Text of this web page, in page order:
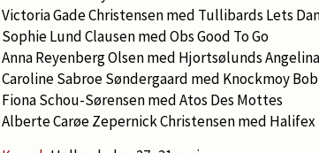
Victoria Gade Christensen med Tullibards Lets
Sophie Lund Clausen med Obs Good To Go
Anna Reyenberg Olsen med Hjortsølunds Angelina
Caroline Sabroe Søndergaard med Knockmoy
Fiona Schou-Sørensen med Atos Des Mottes
Alberte Carøe Zepernick Christensen med Halifex